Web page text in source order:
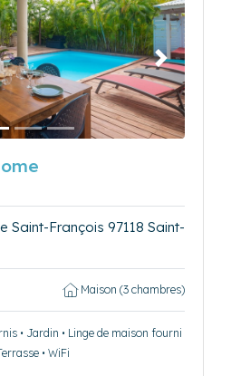
Suivant
Saint-François 97118 Saint-
Maison (3 chambres)
• Jardin • Linge de maison fourni
• WiFi